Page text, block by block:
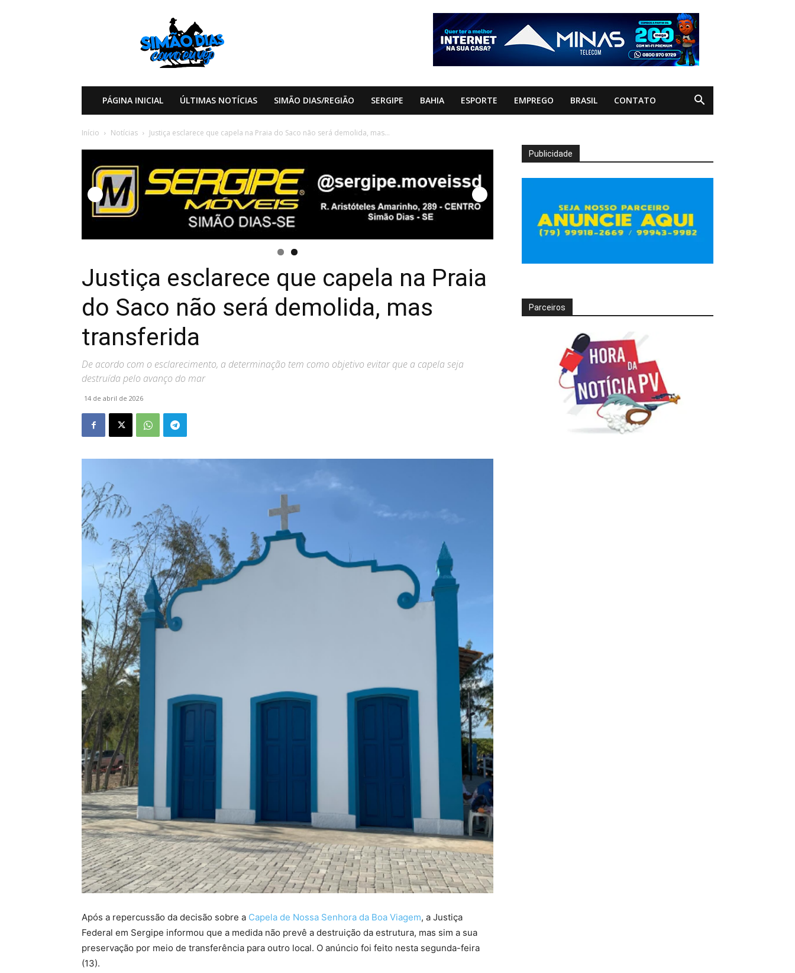
PÁGINA INICIAL ÚLTIMAS NOTÍCIAS SIMÃO DIAS/REGIÃO SERGIPE BAHIA ESPORTE EMPREGO BRASIL CONTATO
Início Notícias Justiça esclarece que capela na Praia do Saco não será demolida, mas...
Justiça esclarece que capela na Praia
do Saco não será demolida, mas
transferida
De acordo com o esclarecimento, a determinação tem como objetivo evitar que a capela seja
destruída pelo avanço do mar
14 de abril de 2026
Após a repercussão da decisão sobre a Capela de Nossa Senhora da Boa Viagem, a Justiça
Federal em Sergipe informou que a medida não prevê a destruição da estrutura, mas sim a sua
preservação por meio de transferência para outro local. O anúncio foi feito nesta segunda-feira
(13).
Publicidade
Parceiros